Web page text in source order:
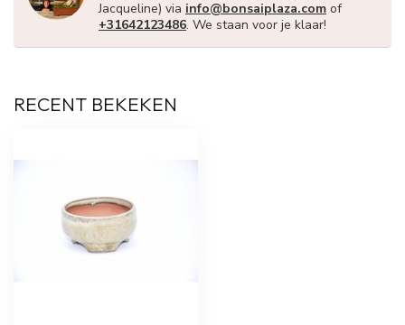
Jacqueline) via info@bonsaiplaza.com of
+31642123486. We staan voor je klaar!
RECENT BEKEKEN